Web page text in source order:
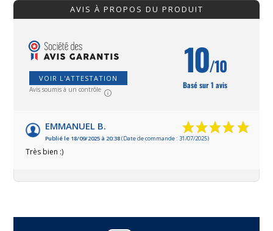
AVIS À PROPOS DU PRODUIT
VOIR L'ATTESTATION
Avis soumis à un contrôle
10/10
Basé sur 1 avis
EMMANUEL B.
Publié le 18/09/2025 à 20:38(Date de commande : 31/07/2025)
Très bien :)